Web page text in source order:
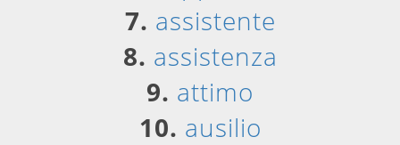
7. assistente
8. assistenza
9. attimo
10. ausilio